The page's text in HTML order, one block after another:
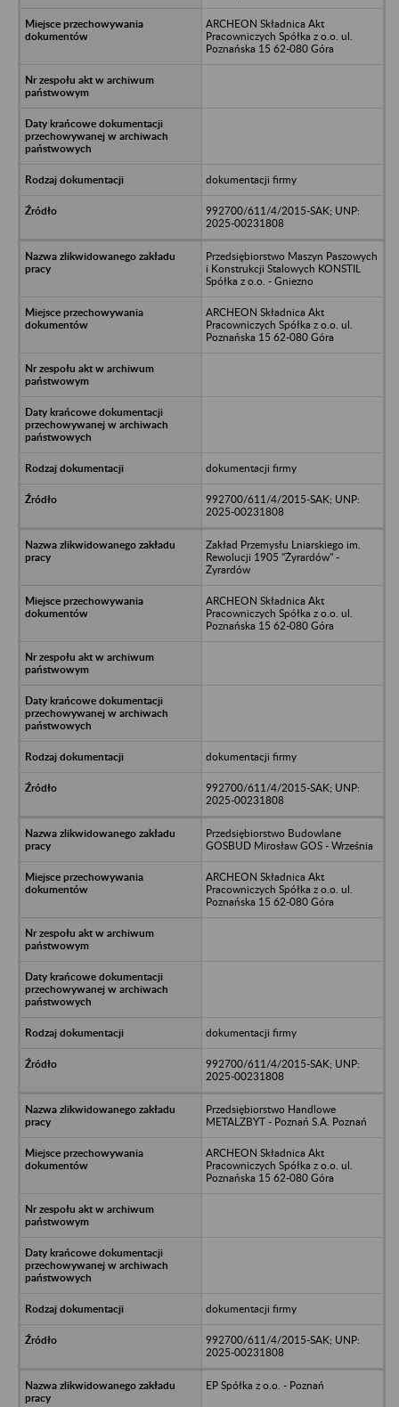
ARCHEON Składnica Akt
Pracowniczych Spółka z o.o. ul.
Poznańska 15 62-080 Góra
dokumentacji firmy
992700/611/4/2015-SAK; UNP:
2025-00231808
Przedsiębiorstwo Maszyn Paszowych
i Konstrukcji Stalowych KONSTIL
Spółka z o.o. - Gniezno
ARCHEON Składnica Akt
Pracowniczych Spółka z o.o. ul.
Poznańska 15 62-080 Góra
dokumentacji firmy
992700/611/4/2015-SAK; UNP:
2025-00231808
Zakład Przemysłu Lniarskiego im.
Rewolucji 1905 "Żyrardów" -
Żyrardów
ARCHEON Składnica Akt
Pracowniczych Spółka z o.o. ul.
Poznańska 15 62-080 Góra
dokumentacji firmy
992700/611/4/2015-SAK; UNP:
2025-00231808
Przedsiębiorstwo Budowlane
GOSBUD Mirosław GOS - Września
ARCHEON Składnica Akt
Pracowniczych Spółka z o.o. ul.
Poznańska 15 62-080 Góra
dokumentacji firmy
992700/611/4/2015-SAK; UNP:
2025-00231808
Przedsiębiorstwo Handlowe
METALZBYT - Poznań S.A. Poznań
ARCHEON Składnica Akt
Pracowniczych Spółka z o.o. ul.
Poznańska 15 62-080 Góra
dokumentacji firmy
992700/611/4/2015-SAK; UNP:
2025-00231808
EP Spółka z o.o. - Poznań